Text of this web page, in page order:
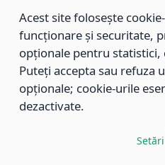
(0268) 405000
LUNI-JOI: 07:30-16:00
VINERI: 07:30-13.30
Adresa: Bdul.
Acest site folosește
funcționare și securitate,
opționale pentru
Puteți accepta sau refuza
opționale; cookie-urile
dezactivate.
Setări